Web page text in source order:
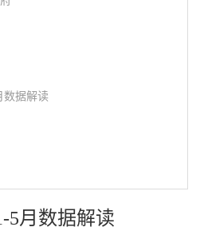
数据解读
5月数据解读